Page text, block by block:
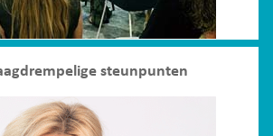
steunpunten